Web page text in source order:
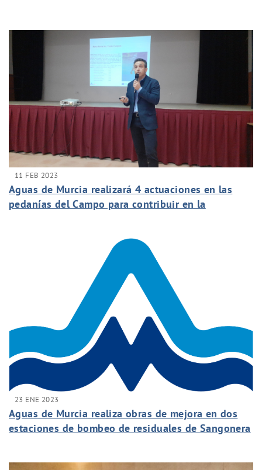
11 FEB 2023
Aguas de Murcia realizará 4 actuaciones en las
pedanías del Campo para contribuir en la
23 ENE 2023
Aguas de Murcia realiza obras de mejora en dos
estaciones de bombeo de residuales de Sangonera